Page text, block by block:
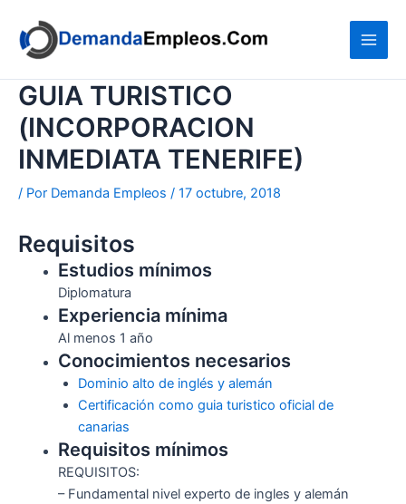
contenido
GUIA TURISTICO
(INCORPORACION
INMEDIATA TENERIFE)
/ Por Demanda Empleos / 17 octubre, 2018
Requisitos
Estudios mínimos
Diplomatura
Experiencia mínima
Al menos 1 año
Conocimientos necesarios
Dominio alto de inglés y alemán
Certificación como guia turistico oficial de
canarias
Requisitos mínimos
REQUISITOS:
– Fundamental nivel experto de ingles y alemán